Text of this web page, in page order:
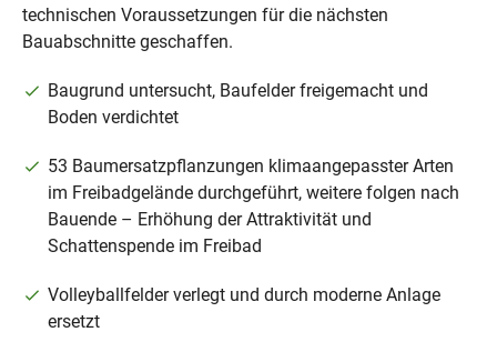
technischen Voraussetzungen für die nächsten
Bauabschnitte geschaffen.
Baugrund untersucht, Baufelder freigemacht und
Boden verdichtet
53 Baumersatzpflanzungen klimaangepasster Arten
im Freibadgelände durchgeführt, weitere folgen nach
Bauende – Erhöhung der Attraktivität und
Schattenspende im Freibad
Volleyballfelder verlegt und durch moderne Anlage
ersetzt